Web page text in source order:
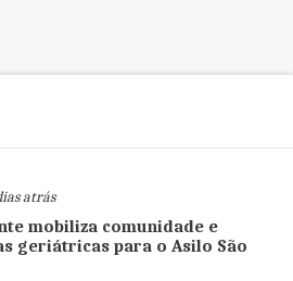
atrás
mobiliza comunidade e
geriátricas para o Asilo São